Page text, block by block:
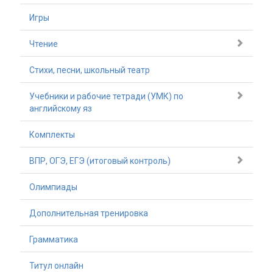
Игры
Чтение
Стихи, песни, школьный театр
Учебники и рабочие тетради (УМК) по
английскому яз
Комплекты
ВПР, ОГЭ, ЕГЭ (итоговый контроль)
Олимпиады
Дополнительная тренировка
Грамматика
Титул онлайн